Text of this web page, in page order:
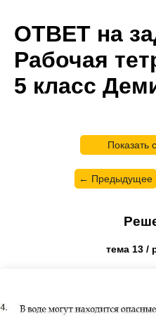
ОТВЕТ на
Рабочая
5 класс
Показать
← Предыдущее
тема 13 /